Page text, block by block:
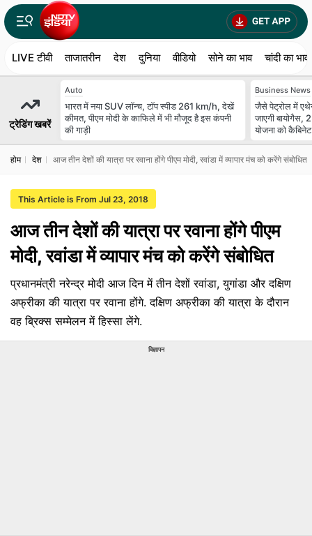
LIVE टीवी ताजातरीन देश दुनिया वीडियो सोने का भाव चांदी का भाव
ट्रेडिंग खबरें
Auto
भारत में नया SUV लॉन्च, टॉप स्पीड 261 km/h, देखें
कीमत, पीएम मोदी के काफिले में भी मौजूद है इस कंपनी
की गाड़ी
Business News
जैसे पेट्रोल में
जाएगी
योजना को
होम देश आज तीन देशों की यात्रा पर रवाना होंगे पीएम मोदी, रवांडा में व्यापार मंच को करेंगे संबोधित
This Article is From Jul 23, 2018
आज तीन देशों की यात्रा पर रवाना होंगे पीएम
मोदी, रवांडा में व्यापार मंच को करेंगे संबोधित
प्रधानमंत्री नरेन्द्र मोदी आज दिन में तीन देशों रवांडा, युगांडा और दक्षिण
अफ्रीका की यात्रा पर रवाना होंगे. दक्षिण अफ्रीका की यात्रा के दौरान
वह ब्रिक्स सम्मेलन में हिस्सा लेंगे.
विज्ञापन